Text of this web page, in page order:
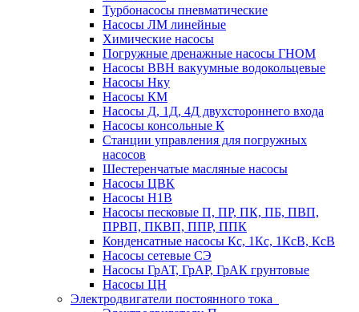
Турбонасосы пневматические
Насосы ЛМ линейные
Химические насосы
Погружные дренажные насосы ГНОМ
Насосы ВВН вакуумные водокольцевые
Насосы Нку
Насосы КМ
Насосы Д, 1Д, 4Д двухстороннего входа
Насосы консольные К
Станции управления для погружных
насосов
Шестеренчатые масляные насосы
Насосы ЦВК
Насосы Н1В
Насосы песковые П, ПР, ПК, ПБ, ПВП,
ПРВП, ПКВП, ППР, ППК
Конденсатные насосы Кс, 1Кс, 1КсВ, КсВ
Насосы сетевые СЭ
Насосы ГрАТ, ГрАР, ГрАК грунтовые
Насосы ЦН
Электродвигатели постоянного тока